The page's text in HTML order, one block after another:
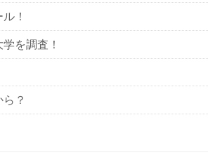
！
を調査！
？